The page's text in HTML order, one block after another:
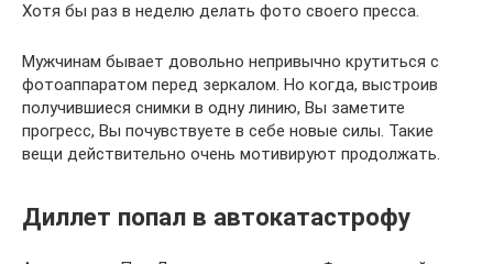
Хотя бы раз в неделю делать фото своего пресса.
Мужчинам бывает довольно непривычно крутиться с
фотоаппаратом перед зеркалом. Но когда, выстроив
получившиеся снимки в одну линию, Вы заметите
прогресс, Вы почувствуете в себе новые силы. Такие
вещи действительно очень мотивируют продолжать.
Диллет попал в автокатастрофу